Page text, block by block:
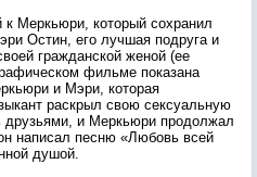
к Меркьюри, который сохранил
Остин, его лучшая подруга и
гражданской женой (ее
фильме показана
и Мэри, которая
раскрыл свою сексуальную
друзьями, и Меркьюри продолжал
написал песню «Любовь всей
душой.